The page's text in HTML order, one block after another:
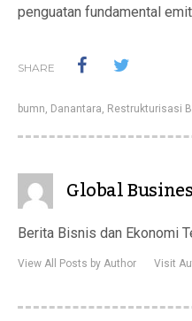
penguatan fundamental
SHARE
bumn, Danantara, Restrukturisasi
Global
Berita Bisnis dan Ekonomi
View All Posts by Author Visit